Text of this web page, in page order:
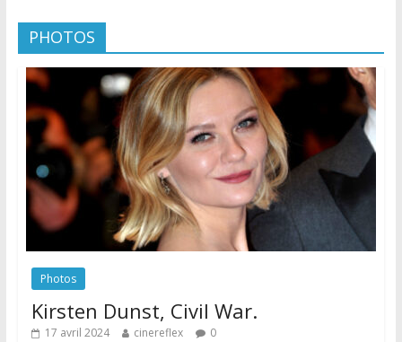
PHOTOS
Photos
Kirsten Dunst, Civil War.
17 avril 2024 cinereflex 0